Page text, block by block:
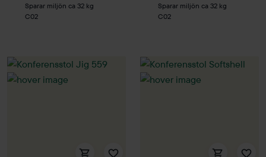
Sparar miljön ca 32 kg
C02
Sparar miljön ca 32 kg
C02